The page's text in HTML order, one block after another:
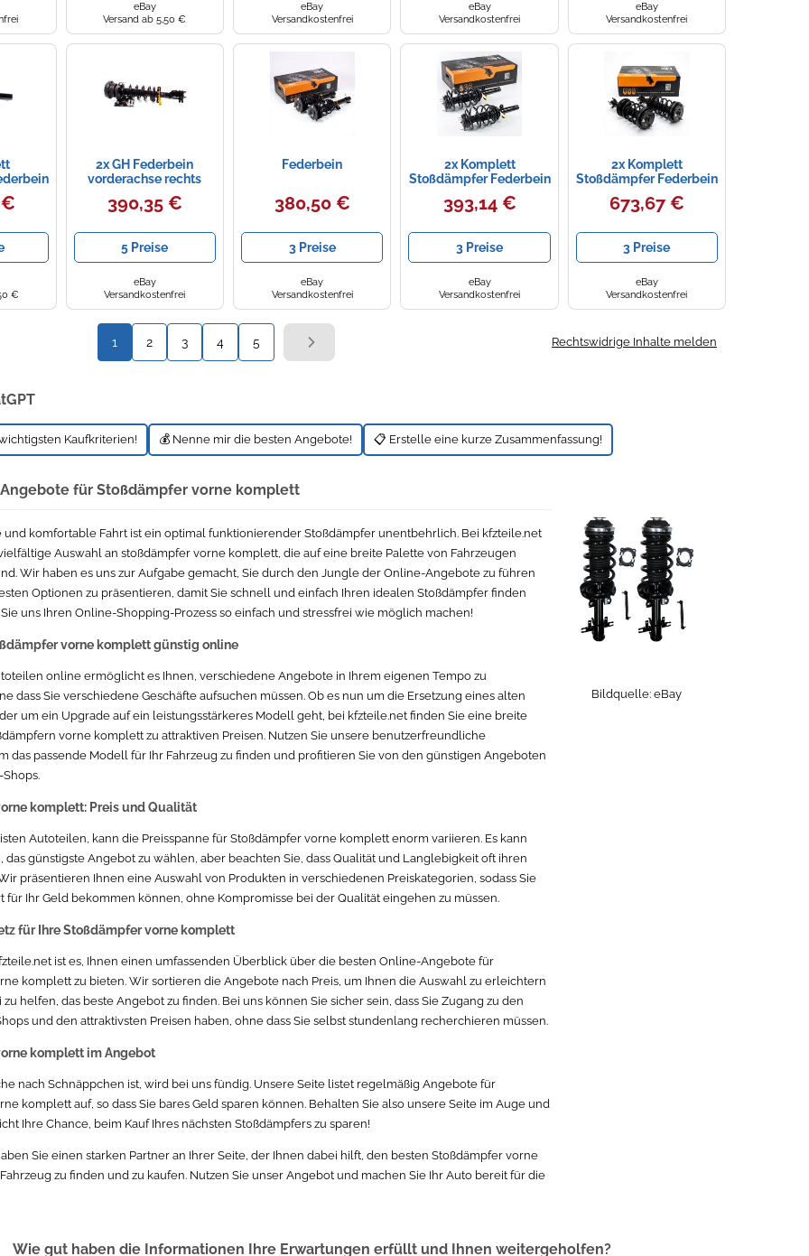
eBay
Versand ab 5,50 €
eBay
Versandkostenfrei
eBay
Versandkostenfrei
eBay
Versandkostenfrei
Golf
€
€
2x GH Federbein
vorderachse rechts
links für Opel Vivaro
Kasten F7 1.9 DTi J7
390,35 €
5 Preise
eBay
Versandkostenfrei
Federbein
380,50 €
3 Preise
eBay
Versandkostenfrei
2x Komplett
Stoßdämpfer Federbein
Satz Vorne für Jaguar
X-Type Automatik
393,14 €
3 Preise
eBay
Versandkostenfrei
2x Komplett
Stoßdämpfer Federbein
Satz Vorne für Hyundai
Santa Fe (CM) 2005-
673,67 €
3 Preise
eBay
Versandkostenfrei
Rechtswidrige Inhalte melden
1 2 3 4 5
Kaufkriterien! 💰 Nenne mir die besten Angebote! 📋 Erstelle eine kurze Zusammenfassung!
Bildquelle:eBay
für Stoßdämpfer vorne komplett
und komfortable Fahrt ist ein optimal funktionierender Stoßdämpfer unentbehrlich. Bei kfzteile.net
Auswahl an stoßdämpfer vorne komplett, die auf eine breite Palette von Fahrzeugen
Wir haben es uns zur Aufgabe gemacht, Sie durch den Jungle der Online-Angebote zu führen
Optionen zu präsentieren, damit Sie schnell und einfach Ihren idealen Stoßdämpfer finden
uns Ihren Online-Shopping-Prozess so einfach und stressfrei wie möglich machen!
vorne komplett günstig online
online ermöglicht es Ihnen, verschiedene Angebote in Ihrem eigenen Tempo zu
dass Sie verschiedene Geschäfte aufsuchen müssen. Ob es nun um die Ersetzung eines alten
um ein Upgrade auf ein leistungsstärkeres Modell geht, bei kfzteile.net finden Sie eine breite
vorne komplett zu attraktiven Preisen. Nutzen Sie unsere benutzerfreundliche
das passende Modell für Ihr Fahrzeug zu finden und profitieren Sie von den günstigen Angeboten
komplett: Preis und Qualität
Autoteilen, kann die Preisspanne für Stoßdämpfer vorne komplett enorm variieren. Es kann
das günstigste Angebot zu wählen, aber beachten Sie, dass Qualität und Langlebigkeit oft ihren
präsentieren Ihnen eine Auswahl von Produkten in verschiedenen Preiskategorien, sodass Sie
für Ihr Geld bekommen können, ohne Kompromisse bei der Qualität eingehen zu müssen.
für Ihre Stoßdämpfer vorne komplett
ist es, Ihnen einen umfassenden Überblick über die besten Online-Angebote für
komplett zu bieten. Wir sortieren die Angebote nach Preis, um Ihnen die Auswahl zu erleichtern
helfen, das beste Angebot zu finden. Bei uns können Sie sicher sein, dass Sie Zugang zu den
und den attraktivsten Preisen haben, ohne dass Sie selbst stundenlang recherchieren müssen.
komplett im Angebot
nach Schnäppchen ist, wird bei uns fündig. Unsere Seite listet regelmäßig Angebote für
komplett auf, so dass Sie bares Geld sparen können. Behalten Sie also unsere Seite im Auge und
Ihre Chance, beim Kauf Ihres nächsten Stoßdämpfers zu sparen!
Sie einen starken Partner an Ihrer Seite, der Ihnen dabei hilft, den besten Stoßdämpfer vorne
zu finden und zu kaufen. Nutzen Sie unser Angebot und machen Sie Ihr Auto bereit für die
Wie gut haben die Informationen Ihre Erwartungen erfüllt und Ihnen weitergeholfen?